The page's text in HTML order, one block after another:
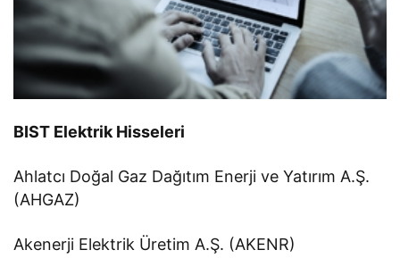
BIST Elektrik Hisseleri
Ahlatcı Doğal Gaz Dağıtım Enerji ve Yatırım A.Ş.
(AHGAZ)
Akenerji Elektrik Üretim A.Ş. (AKENR)